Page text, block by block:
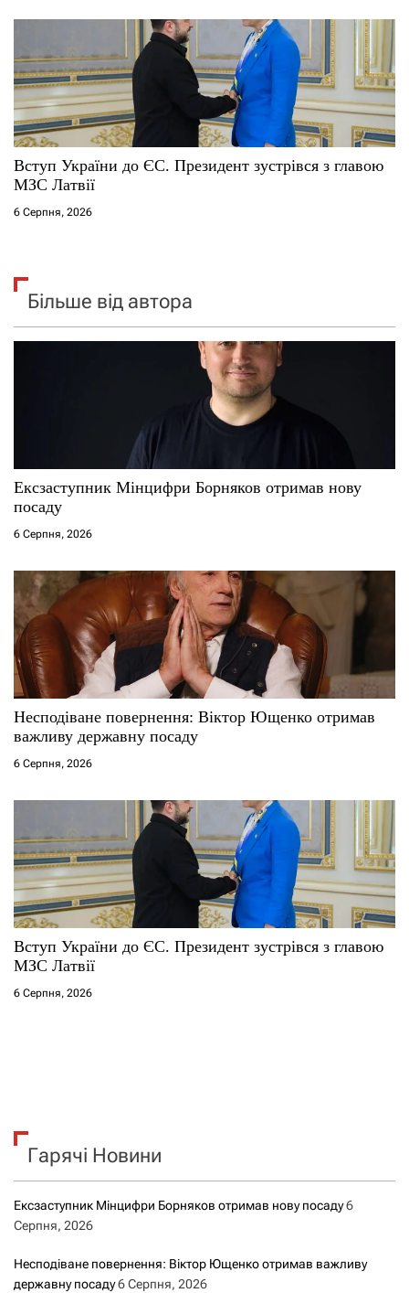
Вступ України до ЄС. Президент зустрівся з главою
МЗС Латвії
6 Серпня, 2026
Більше від автора
Ексзаступник Мінцифри Борняков отримав нову
посаду
6 Серпня, 2026
Несподіване повернення: Віктор Ющенко отримав
важливу державну посаду
6 Серпня, 2026
Вступ України до ЄС. Президент зустрівся з главою
МЗС Латвії
6 Серпня, 2026
Гарячі Новини
Ексзаступник Мінцифри Борняков отримав нову посаду6
Серпня, 2026
Несподіване повернення: Віктор Ющенко отримав важливу
державну посаду6 Серпня, 2026